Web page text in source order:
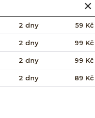
2 dny 59 Kč
2 dny 99 Kč
2 dny 99 Kč
2 dny 89 Kč